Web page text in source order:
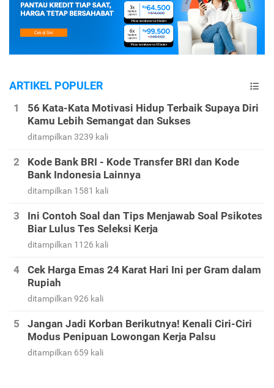
ARTIKEL POPULER
56 Kata-Kata Motivasi Hidup Terbaik Supaya Diri
Kamu Lebih Semangat dan Sukses
ditampilkan 3239 kali
Kode Bank BRI - Kode Transfer BRI dan Kode
Bank Indonesia Lainnya
ditampilkan 1581 kali
Ini Contoh Soal dan Tips Menjawab Soal Psikotes
Biar Lulus Tes Seleksi Kerja
ditampilkan 1126 kali
Cek Harga Emas 24 Karat Hari Ini per Gram dalam
Rupiah
ditampilkan 926 kali
Jangan Jadi Korban Berikutnya! Kenali Ciri-Ciri
Modus Penipuan Lowongan Kerja Palsu
ditampilkan 659 kali